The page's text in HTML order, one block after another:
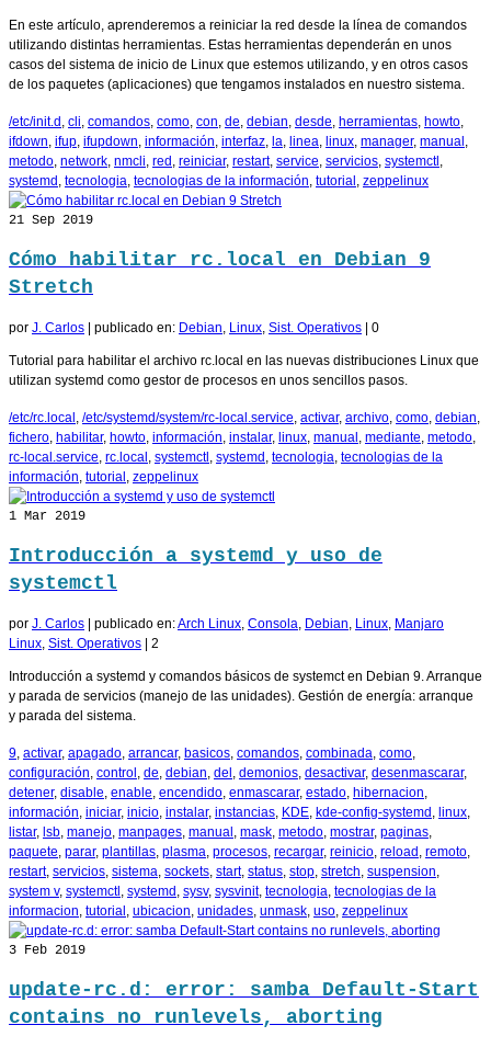
En este artículo, aprenderemos a reiniciar la red desde la línea de comandos
utilizando distintas herramientas. Estas herramientas dependerán en unos
casos del sistema de inicio de Linux que estemos utilizando, y en otros casos
de los paquetes (aplicaciones) que tengamos instalados en nuestro sistema.
/etc/init.d , cli, comandos, como, con, de, debian, desde, herramientas, howto,
ifdown, ifup, ifupdown, información, interfaz, la, linea, linux, manager, manual ,
metodo, network, nmcli, red , reiniciar, restart, service, servicios, systemctl ,
systemd , tecnologia, tecnologias de la información, tutorial , zeppelinux
21 Sep 2019
Cómo habilitar rc.local en Debian 9
Stretch
por J. Carlos | publicado en: Debian Linux Sist. Operativos | 0
Tutorial para habilitar el archivo rc.local en las nuevas distribuciones Linux que
utilizan systemd como gestor de procesos en unos sencillos pasos.
/etc/rc.local /etc/systemd/system/rc-local.service activar, archivo como debian
fichero habilitar, howto información instalar, linux manual mediante metodo
rc-local.service rc.local systemctl systemd tecnologia tecnologias de la
información tutorial zeppelinux
1 Mar 2019
Introducción a systemd y uso de
systemctl
por J. Carlos | publicado en:Arch Linux Consola Debian Linux Manjaro
Linux Sist. Operativos | 2
Introducción a systemd y comandos básicos de systemct en Debian 9. Arranque
y parada de servicios (manejo de las unidades). Gestión de energía: arranque
y parada del sistema.
9 activar, apagado arrancar, basicos comandos combinada como
configuración control de debian del demonios desactivar, desenmascarar,
detener, disable enable encendido enmascarar, estado hibernacion
información iniciar, inicio instalar, instancias KDE kde-config-systemd linux
listar, lsb manejo manpages manual mask metodo mostrar, paginas
paquete parar, plantillas plasma procesos recargar, reinicio reload remoto
restart, servicios sistema sockets start, status stop stretch suspension
system v, systemctl systemd sysv, sysvinit, tecnologia tecnologias de la
informacion tutorial ubicacion unidades unmask uso zeppelinux
3 Feb 2019
update-rc.d: error: samba Default-Start
contains no runlevels, aborting